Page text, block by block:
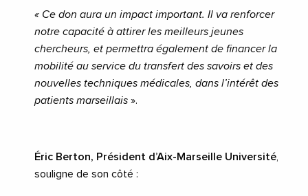
« Ce don aura un impact important. Il va renforcer
notre capacité à attirer les meilleurs jeunes
chercheurs, et permettra également de financer la
mobilité au service du transfert des savoirs et des
nouvelles techniques médicales, dans l’intérêt des
patients marseillais ».
Éric Berton, Président d’Aix-Marseille Université
souligne de son côté :